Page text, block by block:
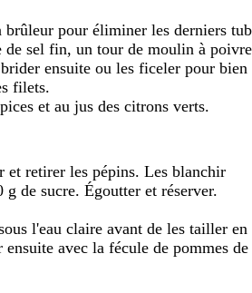
pour éliminer les derniers
de sel fin, un tour de moulin à
ensuite ou les ficeler pour bien
filets.
et au jus des citrons verts.
et retirer les pépins. Les blanchir
de sucre. Égoutter et réserver.
l'eau claire avant de les tailler en
avec la fécule de pommes de